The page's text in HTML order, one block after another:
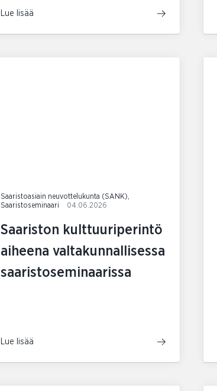
Lue lisää
Saaristoasiain neuvottelukunta (SANK),
Saaristoseminaari
04.06.2026
Saariston kulttuuriperintö
aiheena valtakunnallisessa
saaristoseminaarissa
Lue lisää